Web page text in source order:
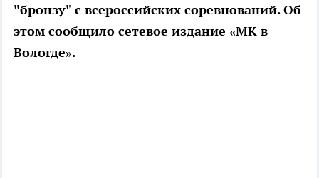
"бронзу" с всероссийских соревнований. Об
этом сообщило сетевое издание «МК в
Вологде».